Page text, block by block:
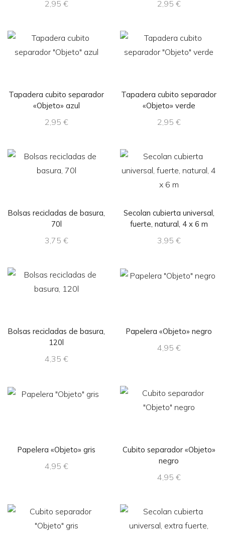
2,95 € 2,95 €
Tapadera cubito separador
«Objeto» azul
2,95 €
Tapadera cubito separador
«Objeto» verde
2,95 €
Bolsas recicladas de basura,
70l
3,75 €
Secolan cubierta universal,
fuerte, natural, 4 x 6 m
3,95 €
Bolsas recicladas de basura,
120l
4,35 €
Papelera «Objeto» negro
4,95 €
Papelera «Objeto» gris
4,95 €
Cubito separador «Objeto»
negro
4,95 €